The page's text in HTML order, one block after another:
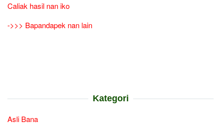
Caliak hasil nan iko
->>> Bapandapek nan lain
Kategori
Asli Bana